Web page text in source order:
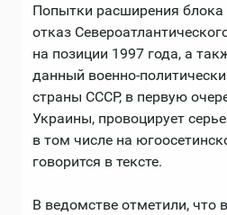
Попытки расширения
отказ
на позиции 1997 года, а
данный военно-
страны СССР, в первую
Украины, провоцирует
в том числе на
говорится в тексте.
В ведомстве отметили, что